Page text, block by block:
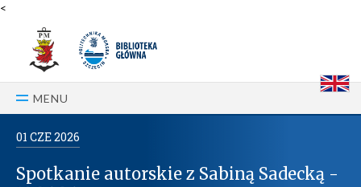
<
MENU
01 CZE2026
Spotkanie autorskie z Sabiną Sadecką -